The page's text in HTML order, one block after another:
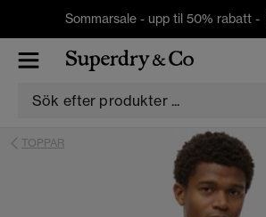
Sommarsale - upp til 50% rabatt -
TOPPAR